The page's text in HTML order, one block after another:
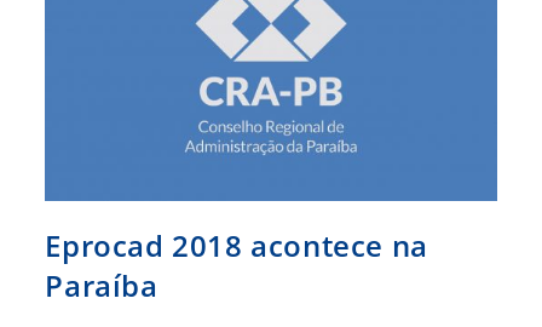
Eprocad 2018 acontece na
Paraíba